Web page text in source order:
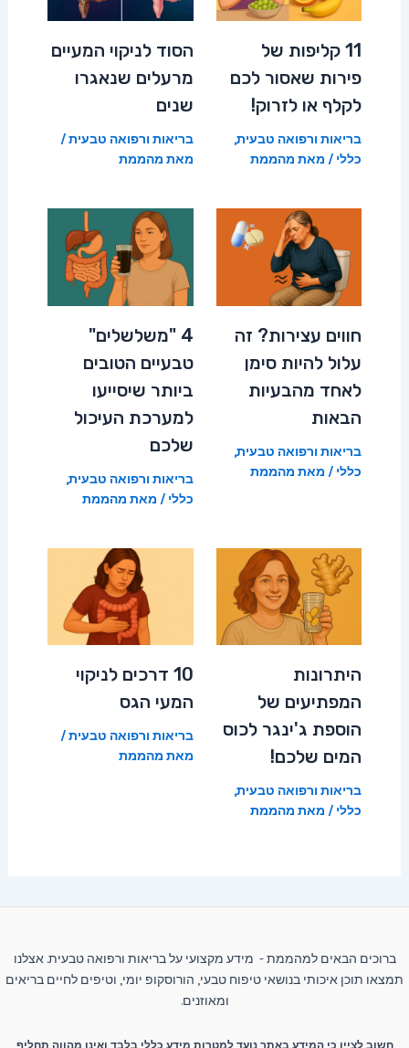
11 קליפות של
פירות שאסור לכם
לקלף או לזרוק!
בריאות ורפואה טבעית,
כללי / מאת מהממת
הסוד לניקוי המעיים
מרעלים שנאגרו
שנים
בריאות ורפואה טבעית/
מאת מהממת
חווים עצירות? זה
עלול להיות סימן
לאחד מהבעיות
הבאות
בריאות ורפואה טבעית,
כללי / מאת מהממת
4 "משלשלים"
טבעיים הטובים
ביותר שיסייעו
למערכת העיכול
שלכם
בריאות ורפואה טבעית,
כללי / מאת מהממת
היתרונות
המפתיעים של
הוספת ג'ינגר לכוס
המים שלכם!
בריאות ורפואה טבעית,
כללי / מאת מהממת
10 דרכים לניקוי
המעי הגס
בריאות ורפואה טבעית/
מאת מהממת
ברוכים הבאים למהממת - מידע מקצועי על בריאות ורפואה טבעית. אצלנו
תמצאו תוכן איכותי בנושאי טיפוח טבעי, הורוסקופ יומי, וטיפים לחיים בריאים
ומאוזנים.
חשוב לציין כי המידע באתר נועד למטרות מידע כללי בלבד ואינו מהווה תחליף